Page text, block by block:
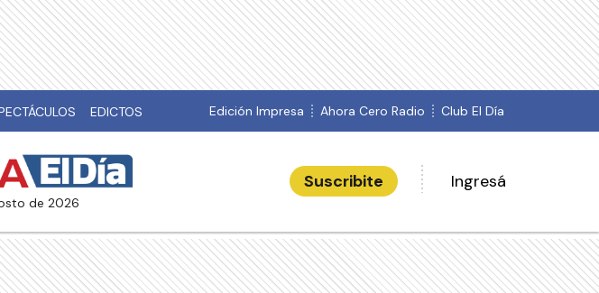
EDICTOS Edición Impresa Ahora Cero Radio Club El Día
de 2026
Suscribite Ingresá